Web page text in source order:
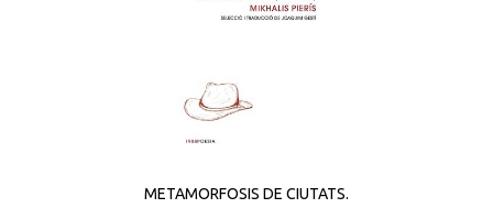
METAMORFOSIS DE CIUTATS.